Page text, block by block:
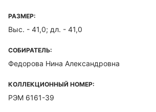
РАЗМЕР:
Выс. - 41,0; дл. - 41,0
СОБИРАТЕЛЬ:
Федорова Нина Александровна
КОЛЛЕКЦИОННЫЙ НОМЕР:
РЭМ 6161-39